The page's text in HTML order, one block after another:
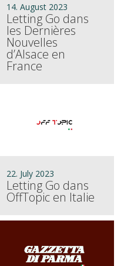
14. August 2023
Letting Go dans
les Dernières
Nouvelles
d’Alsace en
France
22. July 2023
Letting Go dans
OffTopic en Italie